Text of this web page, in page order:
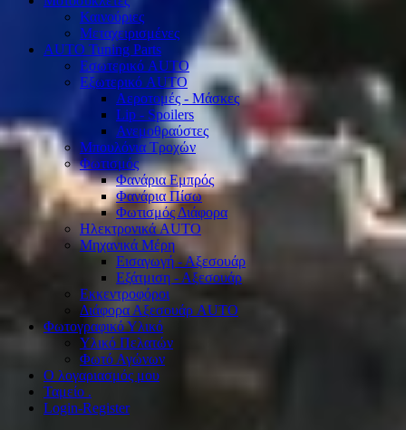
Καινούριες
Μεταχειρισμένες
AUTO Tuning Parts
Εσωτερικό AUTO
Εξωτερικό AUTO
Αεροτομές - Μάσκες
Lip - Spoilers
Ανεμοθραύστες
Μπουλόνια Τροχών
Φωτισμός
Φανάρια Εμπρός
Φανάρια Πίσω
Φωτισμός Διάφορα
Ηλεκτρονικά AUTO
Μηχανικά Μέρη
Εισαγωγή - Αξεσουάρ
Εξάτμιση - Αξεσουάρ
Εκκεντροφόροι
Διάφορα Αξεσουάρ AUTO
Φωτογραφικό Υλικό
Υλικό Πελατών
Φωτό Αγώνων
Ο λογαριασμός μου
Ταμείο .
Login-Register